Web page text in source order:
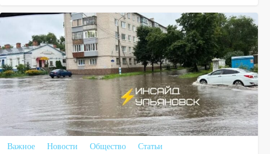
Важное Новости Общество
Статьи